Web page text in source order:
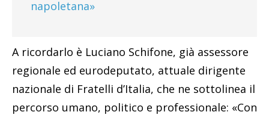
napoletana»
A ricordarlo è Luciano Schifone, già assessore
regionale ed eurodeputato, attuale dirigente
nazionale di Fratelli d’Italia, che ne sottolinea il
percorso umano, politico e professionale: «Con